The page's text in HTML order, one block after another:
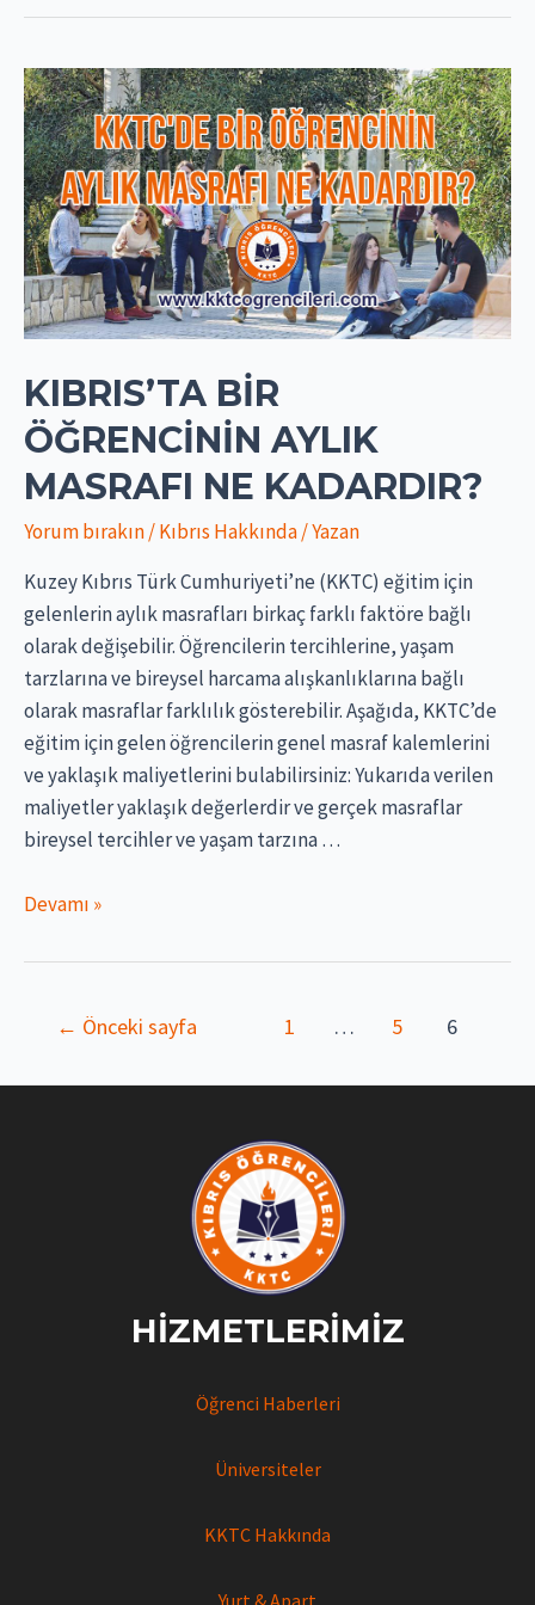
KIBRIS’TA BIR
ÖĞRENCININ AYLIK
MASRAFI NE KADARDIR?
Yorum bırakın/Kıbrıs Hakkında/ Yazan
Kuzey Kıbrıs Türk Cumhuriyeti’ne (KKTC) eğitim için
gelenlerin aylık masrafları birkaç farklı faktöre bağlı
olarak değişebilir. Öğrencilerin tercihlerine, yaşam
tarzlarına ve bireysel harcama alışkanlıklarına bağlı
olarak masraflar farklılık gösterebilir. Aşağıda, KKTC’de
eğitim için gelen öğrencilerin genel masraf kalemlerini
ve yaklaşık maliyetlerini bulabilirsiniz: Yukarıda verilen
maliyetler yaklaşık değerlerdir ve gerçek masraflar
bireysel tercihler ve yaşam tarzına …
kıbrıs’ta
öğrencinin
masrafı
Devamı »
← Önceki sayfa 1 … 5 6
HIZMETLERIMIZ
Öğrenci Haberleri
Üniversiteler
KKTC Hakkında
Yurt & Apart